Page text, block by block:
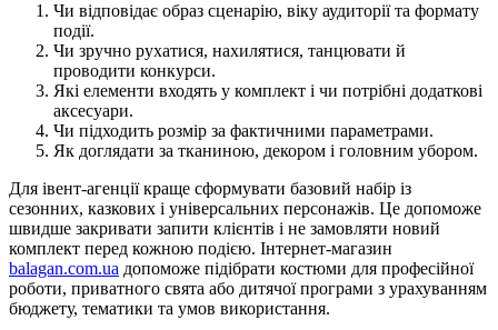
Чи відповідає образ сценарію, віку аудиторії та формату
події.
Чи зручно рухатися, нахилятися, танцювати й
проводити конкурси.
Які елементи входять у комплект і чи потрібні додаткові
аксесуари.
Чи підходить розмір за фактичними параметрами.
Як доглядати за тканиною, декором і головним убором.
Для івент-агенції краще сформувати базовий набір із
сезонних, казкових і універсальних персонажів. Це допоможе
швидше закривати запити клієнтів і не замовляти новий
комплект перед кожною подією. Інтернет-магазин
balagan.com.ua допоможе підібрати костюми для професійної
роботи, приватного свята або дитячої програми з урахуванням
бюджету, тематики та умов використання.